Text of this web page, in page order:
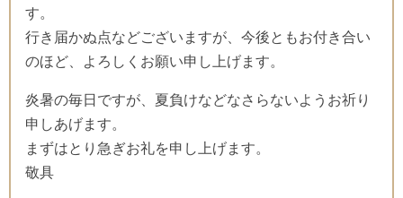
す。
行き届かぬ点などございますが、今後ともお付き合い
のほど、よろしくお願い申し上げます。
炎暑の毎日ですが、夏負けなどなさらないようお祈り
申しあげます。
まずはとり急ぎお礼を申し上げます。
敬具